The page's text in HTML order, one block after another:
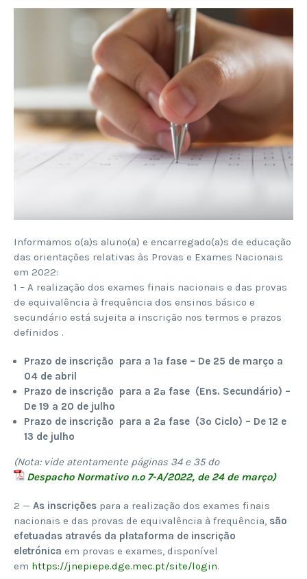
Informamos o(a)s aluno(a) e encarregado(a)s de educação
das orientações relativas às Provas e Exames Nacionais
em 2022:
1 – A realização dos exames finais nacionais e das provas
de equivalência à frequência dos ensinos básico e
secundário está sujeita a inscrição nos termos e prazos
definidos .​
Prazo de inscrição para a 1ª fase – De 25 de março a
04 de abril
​Prazo de inscrição para a 2ª fase (Ens. Secundário) –
De 19 a 20 de julho
Prazo de inscrição para a 2ª fase (3º Ciclo) – De 12 e
13 de julho
(Nota: vide atentamente páginas 34 e 35 do
Despacho Normativo n.º 7-A/2022, de 24 de março)
2 — As inscrições para a realização dos exames finais
nacionais e das provas de equivalência à frequência, são
efetuadas através da plataforma de inscrição
eletrónica em provas e exames, disponível
em https://jnepiepe.dge.mec.pt/site/login.